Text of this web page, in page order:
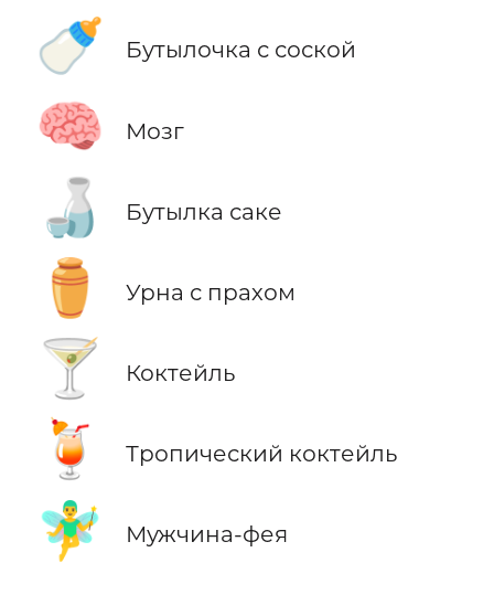
🍼 Бутылочка с соской
🧠 Мозг
🍶 Бутылка саке
⚱️ Урна с прахом
🍸 Коктейль
🍹 Тропический коктейль
🧚‍♂️ Мужчина-фея